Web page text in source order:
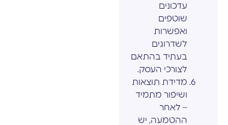
עדכונים
שוטפים
ואפשרות
לשדרוגים
בעתיד בהתאם
לצורכי העסק.
מדידת תוצאות
ושיפור מתמיד
– לאחר
ההטמעה, יש